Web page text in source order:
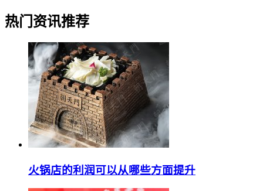
热门资讯推荐
火锅店的利润可以从哪些方面提升